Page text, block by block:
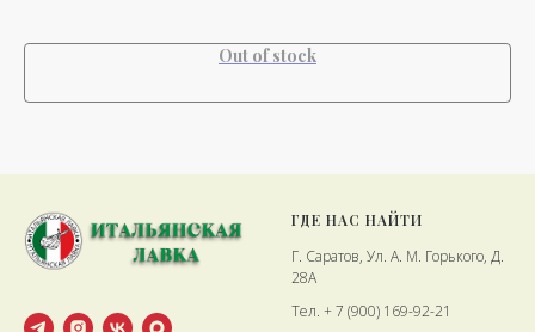
Out of stock
ГДЕ НАС НАЙТИ
Г. Саратов, Ул. А. М. Горького, Д.
28А
Тел. + 7 (900) 169-92-21